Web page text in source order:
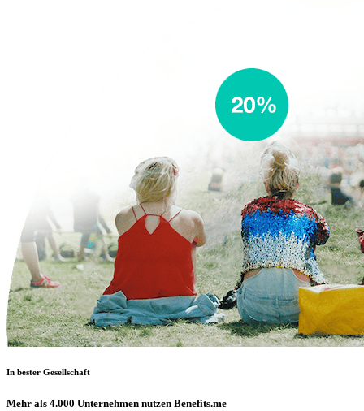
In bester Gesellschaft
Mehr als 4.000 Unternehmen nutzen Benefits.me